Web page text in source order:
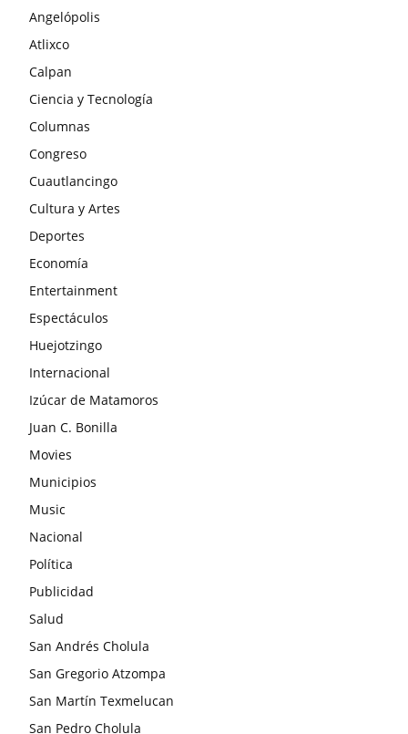
Angelópolis
Atlixco
Calpan
Ciencia y Tecnología
Columnas
Congreso
Cuautlancingo
Cultura y Artes
Deportes
Economía
Entertainment
Espectáculos
Huejotzingo
Internacional
Izúcar de Matamoros
Juan C. Bonilla
Movies
Municipios
Music
Nacional
Política
Publicidad
Salud
San Andrés Cholula
San Gregorio Atzompa
San Martín Texmelucan
San Pedro Cholula